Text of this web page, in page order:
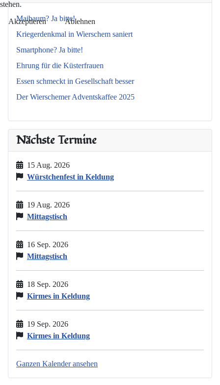
Maibaum? Ja bitte!
Kriegerdenkmal in Wierschem saniert
Smartphone? Ja bitte!
Ehrung für die Küsterfrauen
Essen schmeckt in Gesellschaft besser
Der Wierschemer Adventskaffee 2025
Nächste Termine
15 Aug. 2026
Würstchenfest in Keldung
19 Aug. 2026
Mittagstisch
16 Sep. 2026
Mittagstisch
18 Sep. 2026
Kirmes in Keldung
19 Sep. 2026
Kirmes in Keldung
Ganzen Kalender ansehen
stehen.
Akzeptieren Ablehnen